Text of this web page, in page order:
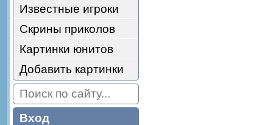
Известные игроки
Скрины приколов
Картинки юнитов
Добавить картинки
Вход